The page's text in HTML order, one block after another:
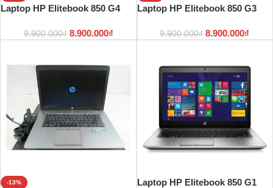
Laptop HP Elitebook 850 G4
9.900.000₫ 8.900.000₫
Laptop HP Elitebook 850 G3
9.900.000₫ 8.900.000₫
-13% Laptop HP Elitebook 850 G1